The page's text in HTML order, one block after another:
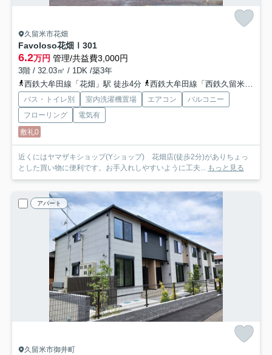
久留米市花畑
Favoloso花畑Ⅰ 301
6.2万円 管理/共益費3,000円
3階 / 32.03㎡ / 1DK /築3年
西鉄大牟田線「花畑」駅 徒歩4分
西鉄大牟田線「西鉄久留米」駅 徒歩9分
バス・トイレ別 室内洗濯機置場 エアコン
バルコニー
フローリング
電気有
敷礼0
近くにはヤマザキショップ(Yショップ) 花畑店(徒歩2分)がありちょっ
とした買い物に便利です。お手入れしやすいように工夫...
もっと見る
アパート
久留米市御井町